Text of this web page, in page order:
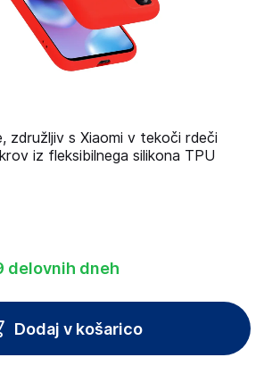
združljiv s Xiaomi v tekoči rdeči
iz fleksibilnega silikona TPU
delovnih dneh
Dodaj v košarico